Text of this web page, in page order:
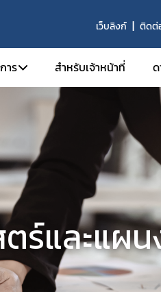
เว็บลิงก์ ติดต่
ผ.
บุคลากร
าร
AE Service
ศูนย์ข้อมูลข่าวสารของทางราชการ
ศูนย์วิทยบริการ
ฐานข้อมูลสารเคมี
ฐานข้อมูลวิจัย
เอกสารเผยแพร่
สำหรับเจ้าหน้าที่
ร์และแผน